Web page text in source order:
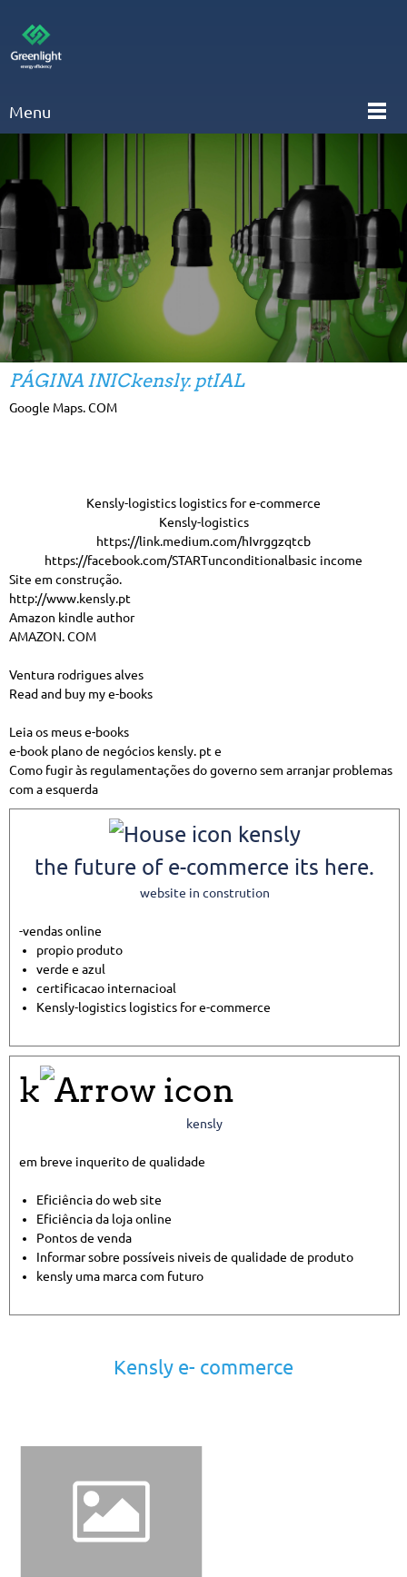
Menu
Kensly e- commerce
PÁGINA INICkensly. ptIAL
Google Maps. COM
Kensly-logistics logistics for e-commerce
Kensly-logistics
https://link.medium.com/hIvrggzqtcb
https://facebook.com/STARTunconditionalbasic income
Site em construção.
http://www.kensly.pt
Amazon kindle author
AMAZON. COM
Ventura rodrigues alves
Read and buy my e-books
Leia os meus e-books
e-book plano de negócios kensly. pt e
Como fugir às regulamentações do governo sem arranjar problemas
com a esquerda
kensly
the future of e-commerce its here.
website in constrution
-vendas online
propio produto
verde e azul
certificacao internacioal
Kensly-logistics logistics for e-commerce
k
kensly
em breve inquerito de qualidade
Eficiência do web site
Eficiência da loja online
Pontos de venda
Informar sobre possíveis niveis de qualidade de produto
kensly uma marca com futuro